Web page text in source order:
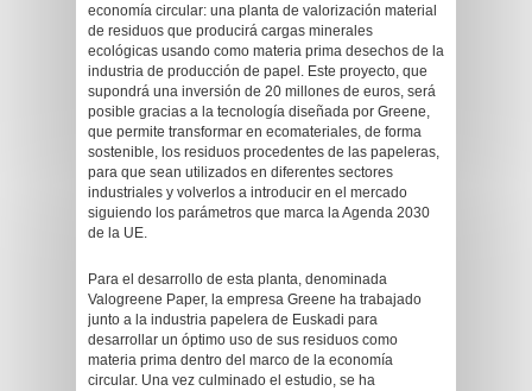
economía circular: una planta de valorización material
de residuos que producirá cargas minerales
ecológicas usando como materia prima desechos de la
industria de producción de papel. Este proyecto, que
supondrá una inversión de 20 millones de euros, será
posible gracias a la tecnología diseñada por Greene,
que permite transformar en ecomateriales, de forma
sostenible, los residuos procedentes de las papeleras,
para que sean utilizados en diferentes sectores
industriales y volverlos a introducir en el mercado
siguiendo los parámetros que marca la Agenda 2030
de la UE.
Para el desarrollo de esta planta, denominada
Valogreene Paper, la empresa Greene ha trabajado
junto a la industria papelera de Euskadi para
desarrollar un óptimo uso de sus residuos como
materia prima dentro del marco de la economía
circular. Una vez culminado el estudio, se ha